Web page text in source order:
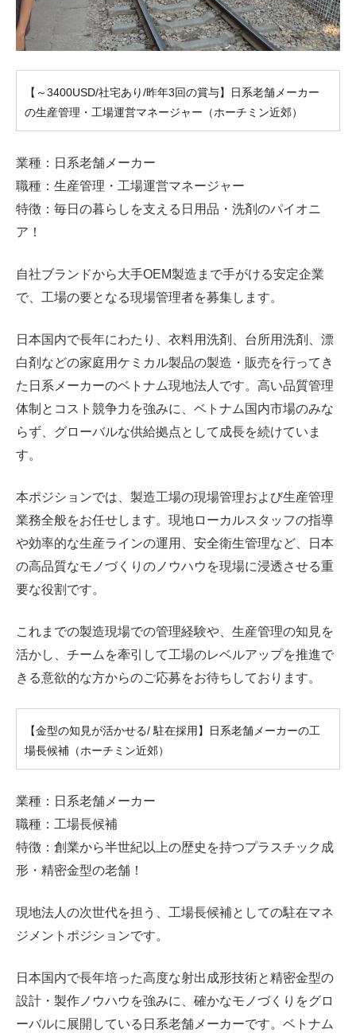
【～3400USD/社宅あり/昨年3回の賞与】日系老舗メーカー
の生産管理・工場運営マネージャー（ホーチミン近郊）
業種：日系老舗メーカー
職種：生産管理・工場運営マネージャー
特徴：毎日の暮らしを支える日用品・洗剤のパイオニ
ア！
自社ブランドから大手OEM製造まで手がける安定企業
で、工場の要となる現場管理者を募集します。
日本国内で長年にわたり、衣料用洗剤、台所用洗剤、漂
白剤などの家庭用ケミカル製品の製造・販売を行ってき
た日系メーカーのベトナム現地法人です。高い品質管理
体制とコスト競争力を強みに、ベトナム国内市場のみな
らず、グローバルな供給拠点として成長を続けていま
す。
本ポジションでは、製造工場の現場管理および生産管理
業務全般をお任せします。現地ローカルスタッフの指導
や効率的な生産ラインの運用、安全衛生管理など、日本
の高品質なモノづくりのノウハウを現場に浸透させる重
要な役割です。
これまでの製造現場での管理経験や、生産管理の知見を
活かし、チームを牽引して工場のレベルアップを推進で
きる意欲的な方からのご応募をお待ちしております。
【金型の知見が活かせる/ 駐在採用】日系老舗メーカーの工
場長候補（ホーチミン近郊）
業種：日系老舗メーカー
職種：工場長候補
特徴：創業から半世紀以上の歴史を持つプラスチック成
形・精密金型の老舗！
現地法人の次世代を担う、工場長候補としての駐在マネ
ジメントポジションです。
日本国内で長年培った高度な射出成形技術と精密金型の
設計・製作ノウハウを強みに、確かなモノづくりをグロ
ーバルに展開している日系老舗メーカーです。ベトナム